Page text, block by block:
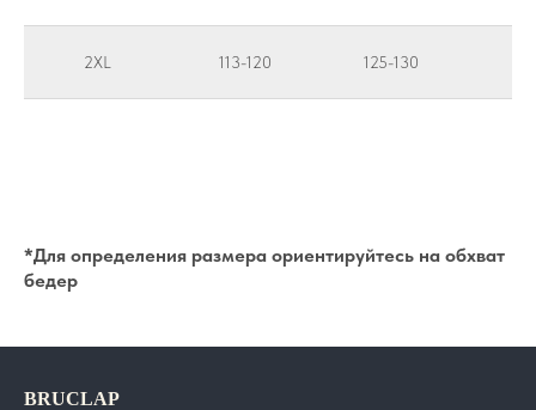
2XL 113-120 125-130
*Для определения размера ориентируйтесь на обхват
бедер
BRUCLAP